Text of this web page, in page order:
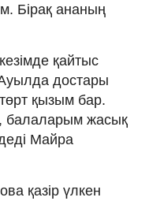
Бірақ ананың
қайтыс
достары
қызым бар.
балаларым жасық
Майра
қазір үлкен